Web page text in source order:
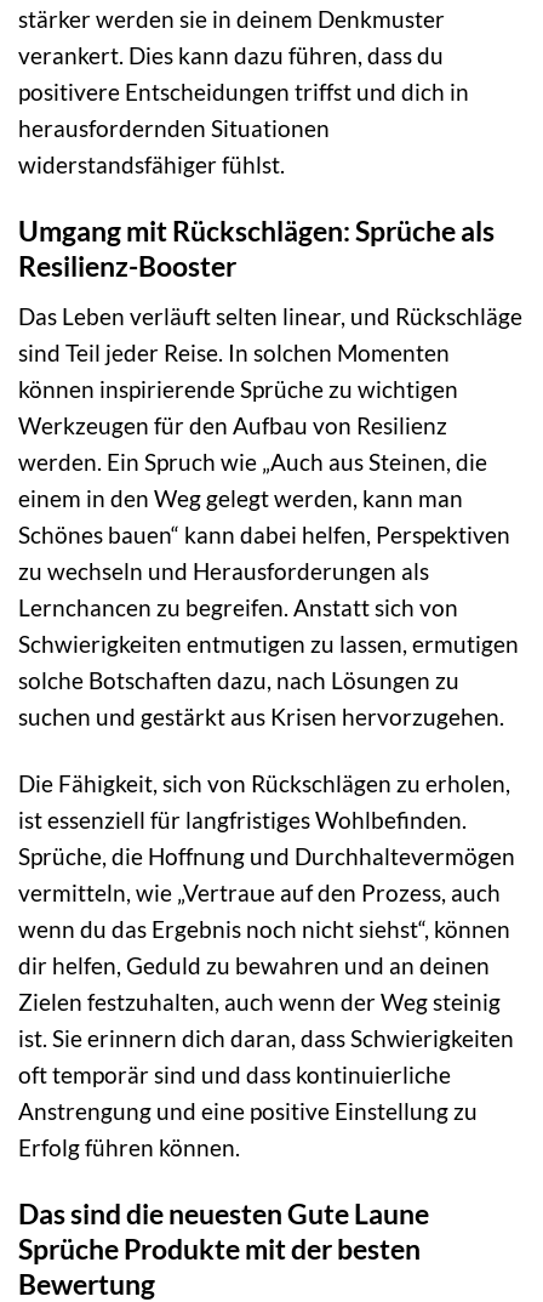
stärker werden sie in deinem Denkmuster
verankert. Dies kann dazu führen, dass du
positivere Entscheidungen triffst und dich in
herausfordernden Situationen
widerstandsfähiger fühlst.
Umgang mit Rückschlägen: Sprüche als
Resilienz-Booster
Das Leben verläuft selten linear, und Rückschläge
sind Teil jeder Reise. In solchen Momenten
können inspirierende Sprüche zu wichtigen
Werkzeugen für den Aufbau von Resilienz
werden. Ein Spruch wie „Auch aus Steinen, die
einem in den Weg gelegt werden, kann man
Schönes bauen“ kann dabei helfen, Perspektiven
zu wechseln und Herausforderungen als
Lernchancen zu begreifen. Anstatt sich von
Schwierigkeiten entmutigen zu lassen, ermutigen
solche Botschaften dazu, nach Lösungen zu
suchen und gestärkt aus Krisen hervorzugehen.
Die Fähigkeit, sich von Rückschlägen zu erholen,
ist essenziell für langfristiges Wohlbefinden.
Sprüche, die Hoffnung und Durchhaltevermögen
vermitteln, wie „Vertraue auf den Prozess, auch
wenn du das Ergebnis noch nicht siehst“, können
dir helfen, Geduld zu bewahren und an deinen
Zielen festzuhalten, auch wenn der Weg steinig
ist. Sie erinnern dich daran, dass Schwierigkeiten
oft temporär sind und dass kontinuierliche
Anstrengung und eine positive Einstellung zu
Erfolg führen können.
Das sind die neuesten Gute Laune
Sprüche Produkte mit der besten
Bewertung